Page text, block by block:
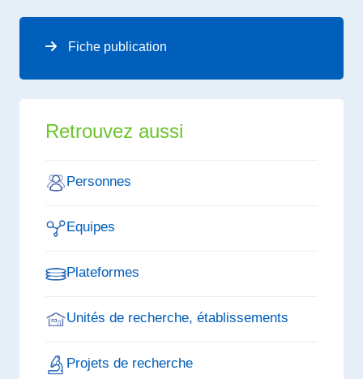
Fiche publication
Retrouvez aussi
Personnes
Equipes
Plateformes
Unités de recherche, établissements
Projets de recherche